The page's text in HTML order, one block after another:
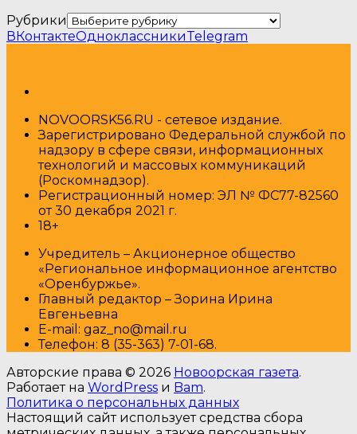
Рубрики
ВКонтактеОдноклассникиTelegram
NOVOORSK56.RU - сетевое издание.
Зарегистрировано Федеральной службой по
надзору в сфере связи, информационных
технологий и массовых коммуникаций
(Роскомнадзор).
Регистрационный номер: ЭЛ № ФС77-82560
от 30 декабря 2021 г.
18+
Учредитель – Акционерное общество
«Региональное информационное агентство
«Оренбуржье».
Главный редактор – Зорина Ирина
Евгеньевна
E-mail: gaz_no@mail.ru
Телефон: 8 (35-363) 7-01-68.
Авторские права © 2026 Новоорская газета.
Работает на WordPress и Bam.
Политика о персональных данных
Настоящий сайт использует средства сбора